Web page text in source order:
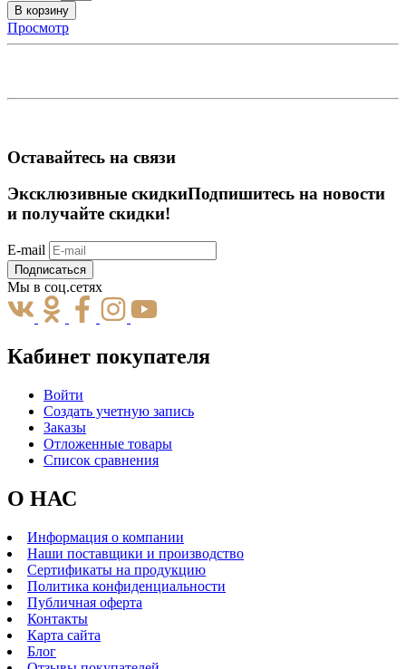
В корзину
Просмотр
Оставайтесь на связи
Эксклюзивные скидкиПодпишитесь на новости
и получайте скидки!
E-mail
Подписаться
Мы в соц.сетях
Кабинет покупателя
Войти
Создать учетную запись
Заказы
Отложенные товары
Список сравнения
О НАС
Информация о компании
Наши поставщики и производство
Сертификаты на продукцию
Политика конфиденциальности
Публичная оферта
Контакты
Карта сайта
Блог